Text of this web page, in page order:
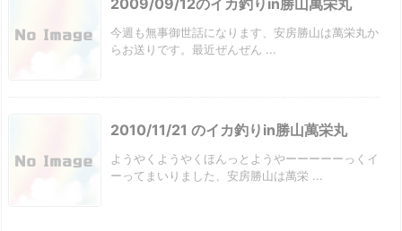
2009/09/12のイカ釣りin勝山萬栄丸
今週も無事御世話になります、安房勝山は萬栄丸か
らお送りです。最近ぜんぜん ...
2010/11/21 のイカ釣りin勝山萬栄丸
ようやくようやくほんっとようやーーーーーっくイ
ーってまいりました、安房勝山は萬栄 ...